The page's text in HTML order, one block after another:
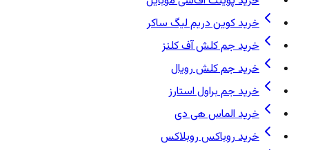
خرید کوین دریم لیگ ساکر
خرید جم کلش آف کلنز
خرید جم کلش رویال
خرید جم براول استارز
خرید الماس هی دی
خرید روباکس روبلاکس